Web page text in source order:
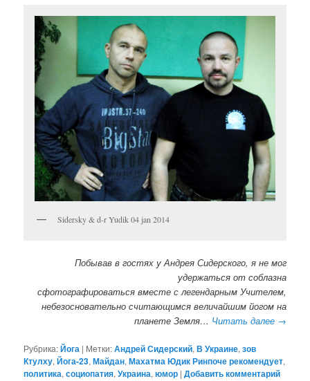
Sidersky & d-r Yudik 04 jan 2014
Побывав в гостях у Андрея Сидерского, я не мог
удержаться от соблазна
сфотографироваться вместе с легендарным Учителем,
небезосновательно считающимся величайшим йогом на
планете Земля… Читать далее →
Рубрика:Йога | Метки:Андрей Сидерский,В Украине,зов
Ктулху,Йога-23,Майдан,Махатма Юдик Ринпоче рекомендует,
политика,социопатия,Украина,юмор |Добавить комментарий